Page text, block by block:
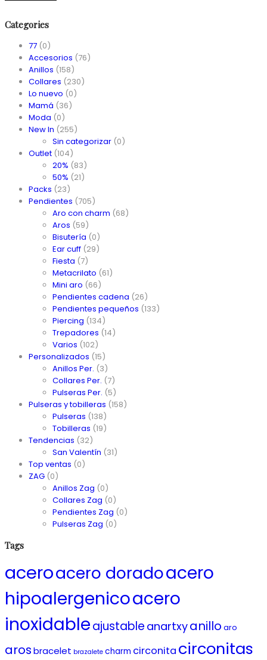
Categories
77 (0)
Accesorios (76)
Anillos (158)
Collares (230)
Lo nuevo (0)
Mamá (36)
Moda (0)
New In (255)
Sin categorizar (0)
Outlet (104)
20% (83)
50% (21)
Packs (23)
Pendientes (705)
Aro con charm (68)
Aros (59)
Bisutería (0)
Ear cuff (29)
Fiesta (7)
Metacrilato (61)
Mini aro (66)
Pendientes cadena (26)
Pendientes pequeños (133)
Piercing (134)
Trepadores (14)
Varios (102)
Personalizados (15)
Anillos Per. (3)
Collares Per. (7)
Pulseras Per. (5)
Pulseras y tobilleras (158)
Pulseras (138)
Tobilleras (19)
Tendencias (32)
San Valentín (31)
Top ventas (0)
ZAG (0)
Anillos Zag (0)
Collares Zag (0)
Pendientes Zag (0)
Pulseras Zag (0)
Tags
aceroacero doradoacero
hipoalergenicoacero
inoxidableajustable anartxyanillo aro
arosbracelet brazalete charm circonita circonitas